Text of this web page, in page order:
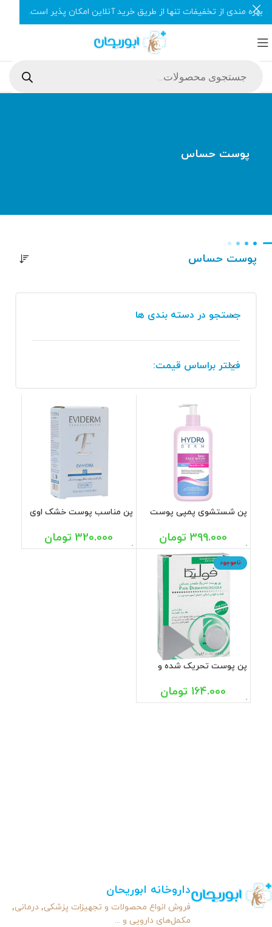
پوست حساس
پوست حساس
جستجو در دسته بندی ها
فیلتر براساس قیمت:
پن شستشوی پمپی پوست
399.000 تومان
پن مناسب پوست خشک اوی
320.000 تومان
ناموجود
پن پوست تحریک شده و
164.000 تومان
داروخانه ابوریحان
فروش انواع محصولات و تجهیزات پزشکی٬ درمانی٬
مکمل‌های دارویی و ...
بهره مندی از تخفیفات تنها از طریق خرید آنلاین امکان پذیر است.